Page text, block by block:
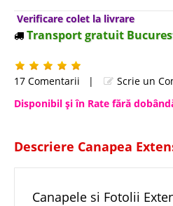
Verificare colet la livrare
Transport gratuit
17 Comentarii |
Scrie un
Disponibil şi în Rate fără
Descriere Canapea
Canapele si Fotolii